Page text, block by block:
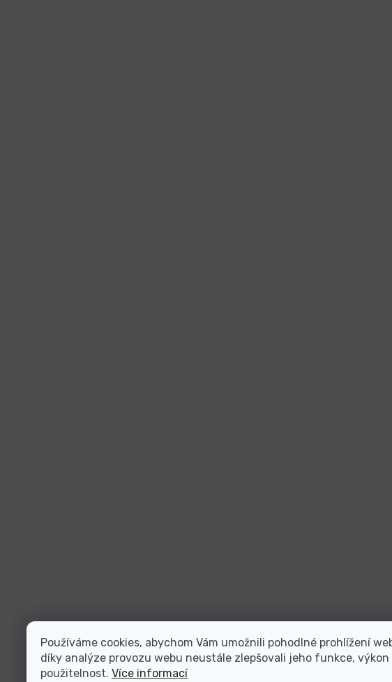
Používáme cookies, abychom Vám umožnili pohodlné prohlížení
díky analýze provozu webu neustále zlepšovali jeho funkce, výkon
použitelnost. Více informací